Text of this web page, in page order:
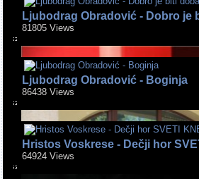
Ljubodrag Obradović - Dobro je
81805 Views
Ljubodrag Obradović - Boginja
86438 Views
Hristos Voskrese - Dečji hor
64924 Views